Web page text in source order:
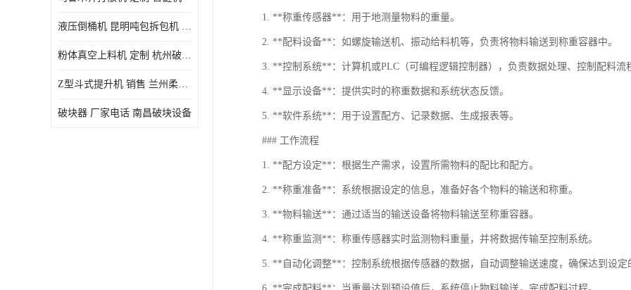
液压倒桶机 昆明吨包拆包机 定制
粉体真空上料机 定制 杭州破块器
Z型斗式提升机 销售 兰州柔性螺旋输送机
破块器 厂家电话 南昌破块设备
1. **称重传感器**：用于地测量物料的重量。
2. **配料设备**：如螺旋输送机、振动给料机等，负责将物料输送到称重容器中。
3. **控制系统**：计算机或PLC（可编程逻辑控制器），负责数据处理、控制配料流
4. **显示设备**：提供实时的称重数据和系统状态反馈。
5. **软件系统**：用于设置配方、记录数据、生成报表等。
### 工作流程
1. **配方设定**：根据生产需求，设置所需物料的配比和配方。
2. **称重准备**：系统根据设定的信息，准备好各个物料的输送和称重。
3. **物料输送**：通过适当的输送设备将物料输送至称重容器。
4. **称重监测**：称重传感器实时监测物料重量，并将数据传输至控制系统。
5. **自动化调整**：控制系统根据传感器的数据，自动调整输送速度，确保达到设定